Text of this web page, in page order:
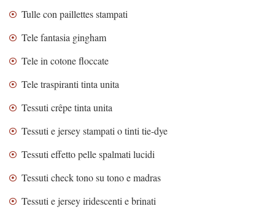
Tulle con paillettes stampati
Tele fantasia gingham
Tele in cotone floccate
Tele traspiranti tinta unita
Tessuti crêpe tinta unita
Tessuti e jersey stampati o tinti tie-dye
Tessuti effetto pelle spalmati lucidi
Tessuti check tono su tono e madras
Tessuti e jersey iridescenti e brinati